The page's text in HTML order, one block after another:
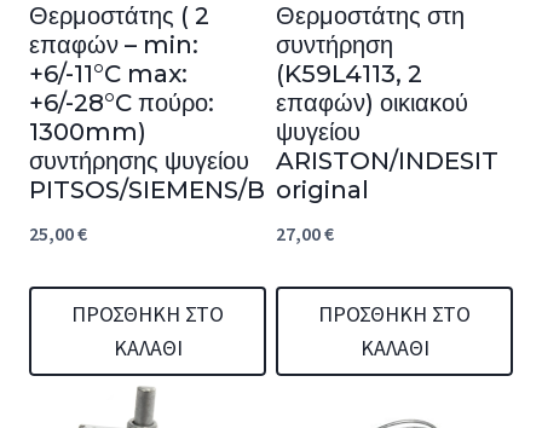
Θερμοστάτης ( 2
επαφών – min:
+6/-11°C max:
+6/-28°C πούρο:
1300mm)
συντήρησης ψυγείου
PITSOS/SIEMENS/BOSCH
25,00€
ΠΡΟΣΘΉΚΗ ΣΤΟ
ΚΑΛΆΘΙ
Θερμοστάτης στη
συντήρηση
(K59L4113, 2
επαφών) οικιακού
ψυγείου
ARISTON/INDESIT
original
27,00€
ΠΡΟΣΘΉΚΗ ΣΤΟ
ΚΑΛΆΘΙ